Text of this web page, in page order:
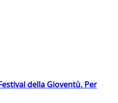
della Gioventù. Per